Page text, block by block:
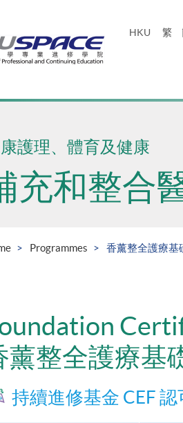
HKU 繁
護理、體育及健康
充和整合
Programmes 香薰整全護療基
薰整全護療基
持續進修基金 CEF 認